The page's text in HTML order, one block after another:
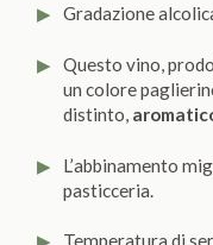
Gradazione
Questo vino,
un colore
distinto,
L’abbinamento
pasticceria.